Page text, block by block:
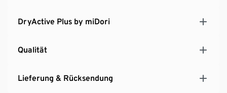
DryActive Plus by miDori
Qualität
Lieferung & Rücksendung